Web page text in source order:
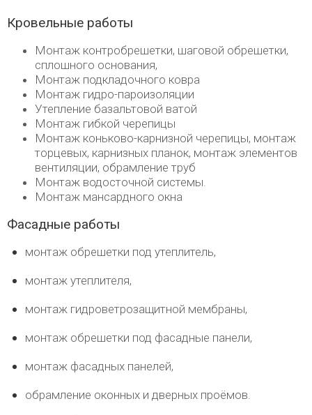
Кровельные работы
Монтаж контробрешетки, шаговой обрешетки,
сплошного основания,
Монтаж подкладочного ковра
Монтаж гидро-пароизоляции
Утепление базальтовой ватой
Монтаж гибкой черепицы
Монтаж коньково-карнизной черепицы, монтаж
торцевых, карнизных планок, монтаж элементов
вентиляции, обрамление труб
Монтаж водосточной системы.
Монтаж мансардного окна
Фасадные работы
монтаж обрешетки под утеплитель,
монтаж утеплителя,
монтаж гидроветрозащитной мембраны,
монтаж обрешетки под фасадные панели,
монтаж фасадных панелей,
обрамление оконных и дверных проёмов.